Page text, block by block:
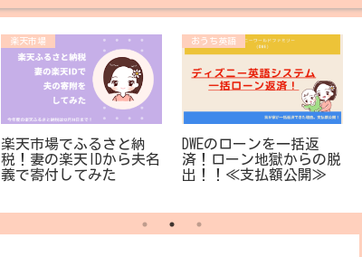
楽天市場
楽天市場でふるさと納
税！妻の楽天IDから夫名
義で寄付してみた
おうち英語
DWEのローンを一括返
済！ローン地獄からの脱
出！！≪支払額公開≫